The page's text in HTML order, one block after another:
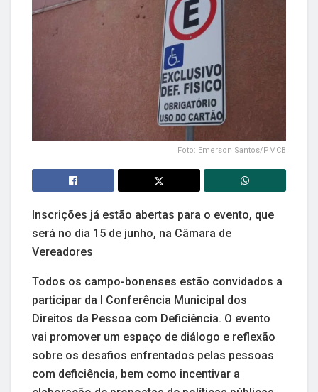
Foto: Emerson Santos/PMCB
Inscrições já estão abertas para o evento, que
será no dia 15 de junho, na Câmara de
Vereadores
Todos os campo-bonenses estão convidados a
participar da I Conferência Municipal dos
Direitos da Pessoa com Deficiência. O evento
vai promover um espaço de diálogo e reflexão
sobre os desafios enfrentados pelas pessoas
com deficiência, bem como incentivar a